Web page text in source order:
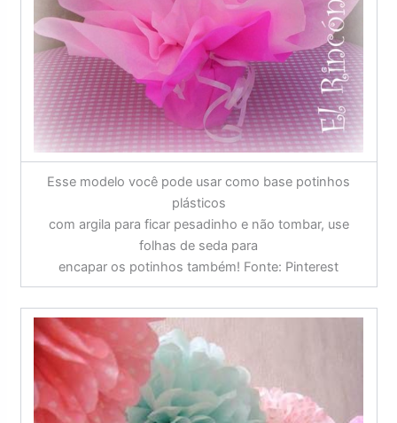
Esse modelo você pode usar como base potinhos
plásticos
com argila para ficar pesadinho e não tombar, use
folhas de seda para
encapar os potinhos também! Fonte: Pinterest